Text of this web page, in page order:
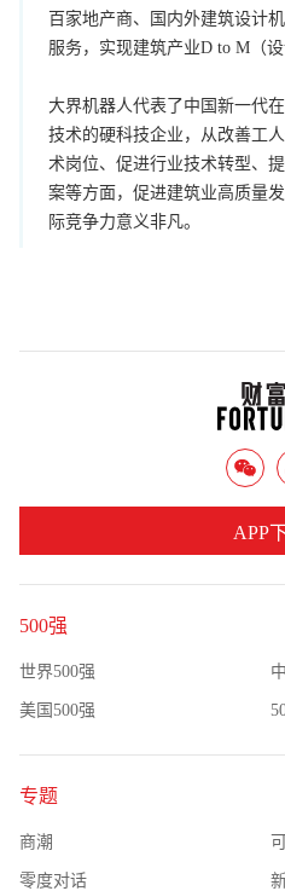
百家地产商、国内外建筑设计
服务，实现建筑产业D to M（
大界机器人代表了中国新一代
技术的硬科技企业，从改善工
术岗位、促进行业技术转型、
案等方面，促进建筑业高质量
际竞争力意义非凡。
500强
世界500强
美国500强
专题
商潮
零度对话
APP